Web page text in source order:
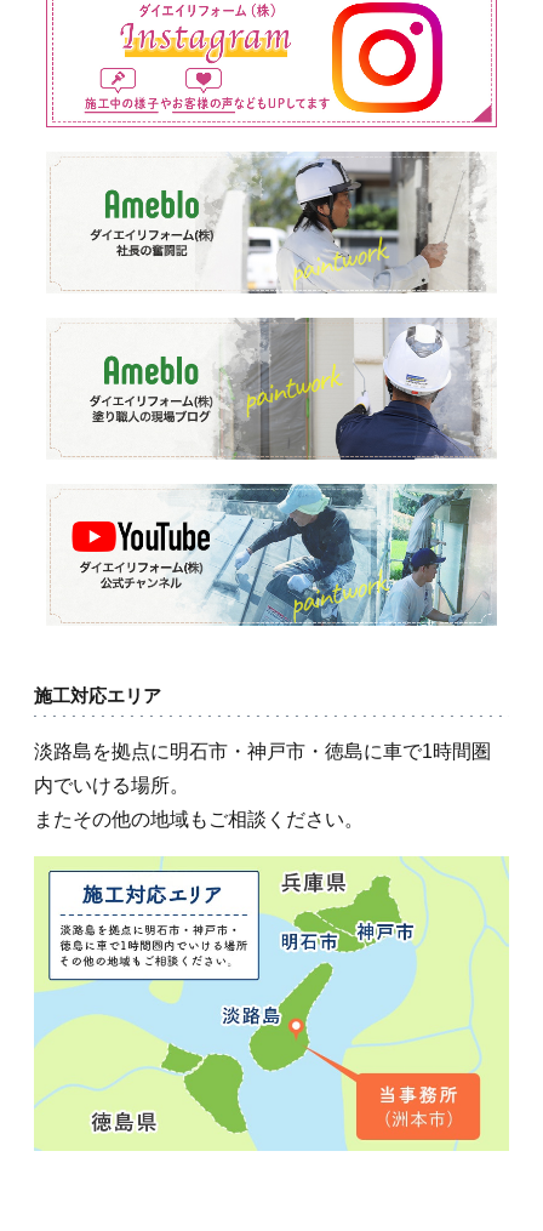
施工対応エリア
淡路島を拠点に明石市・神戸市・徳島に車で1時間圏
内でいける場所。
またその他の地域もご相談ください。